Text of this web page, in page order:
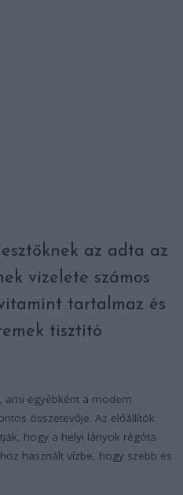
az adta az
vizelete számos
tartalmaz és
tisztító
ami egyébként a modern
összetevője. Az előállítók
hogy a helyi lányok régóta
használt vízbe, hogy szebb és